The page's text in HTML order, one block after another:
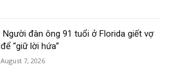
Người đàn ông 91 tuổi ở Florida giết vợ
để “giữ lời hứa”
August 7, 2026